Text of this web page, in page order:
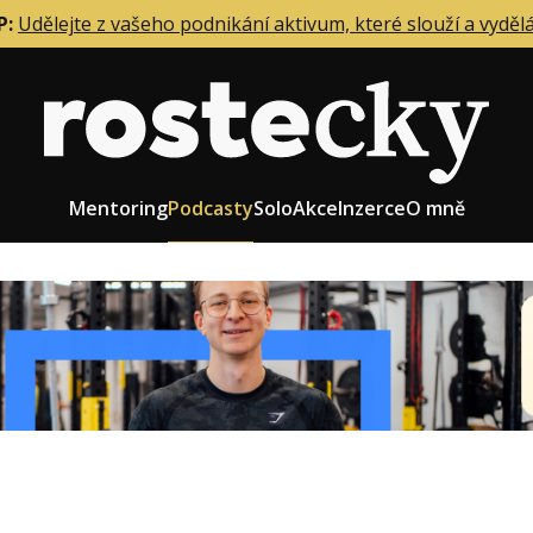
Udělejte z vašeho podnikání aktivum, které slouží a
MentoringPodcastySoloAkceInzerceO mně
firmy
zaměstnanců
Role zakladatele/CEO
Růst firmy